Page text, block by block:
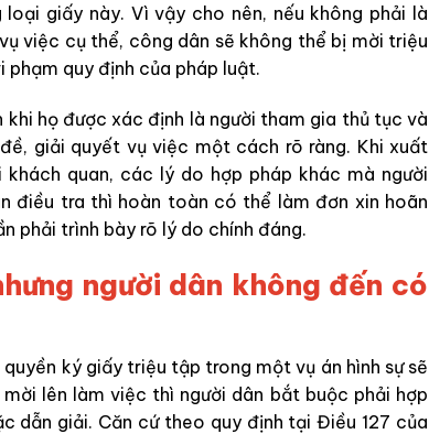
giấy này. Vì vậy cho nên, nếu không phải là
việc cụ thể, công dân sẽ không thể bị mời triệu
quy định của pháp luật.
họ được xác định là người tham gia thủ tục và
giải quyết vụ việc một cách rõ ràng. Khi xuất
quan, các lý do hợp pháp khác mà người
điều tra thì hoàn toàn có thể làm đơn xin hoãn
phải trình bày rõ lý do chính đáng.
người dân không đến có
ký giấy triệu tập trong một vụ án hình sự sẽ
lên làm việc thì người dân bắt buộc phải hợp
dẫn giải. Căn cứ theo quy định tại Điều 127 của